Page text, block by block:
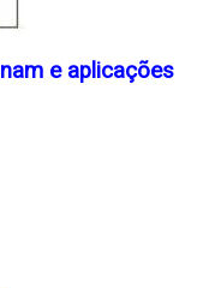
e aplicações